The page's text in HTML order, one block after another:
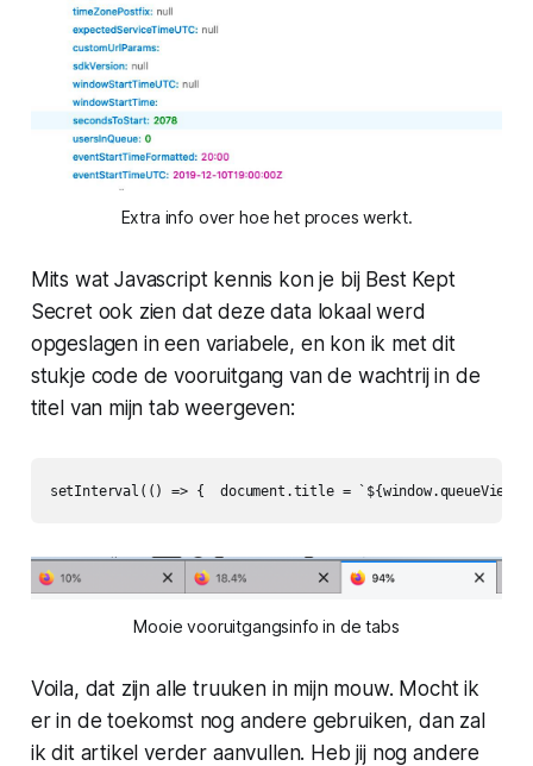
Extra info over hoe het proces werkt.
Mits wat Javascript kennis kon je bij Best Kept
Secret ook zien dat deze data lokaal werd
opgeslagen in een variabele, en kon ik met dit
stukje code de vooruitgang van de wachtrij in de
titel van mijn tab weergeven:
setInterval(() => {  document.title =
Mooie vooruitgangsinfo in de tabs
Voila, dat zijn alle truuken in mijn mouw. Mocht ik
er in de toekomst nog andere gebruiken, dan zal
ik dit artikel verder aanvullen. Heb jij nog andere